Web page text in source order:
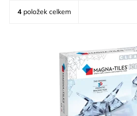
4položek celkem